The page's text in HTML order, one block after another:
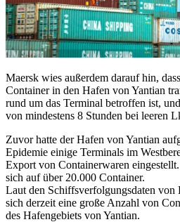
Maersk wies außerdem darauf hin,
Container in den Hafen von Yantian
rund um das Terminal betroffen ist,
von mindestens 8 Stunden bei leeren
Zuvor hatte der Hafen von Yantian
Epidemie einige Terminals im
Export von Containerwaren
sich auf über 20.000 Container.
Laut den Schiffsverfolgungsdaten
sich derzeit eine große Anzahl von
des Hafengebiets von Yantian.